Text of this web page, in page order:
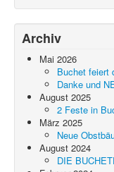
Archiv
Mai 2026
Buchet feiert
Danke und
August 2025
2 Feste in
März 2025
Neue
August 2024
DIE